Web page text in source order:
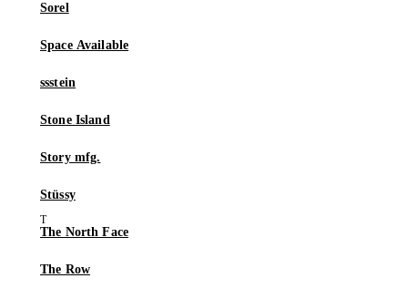
Sorel
Space Available
ssstein
Stone Island
Story mfg.
Stüssy
The North Face
The Row